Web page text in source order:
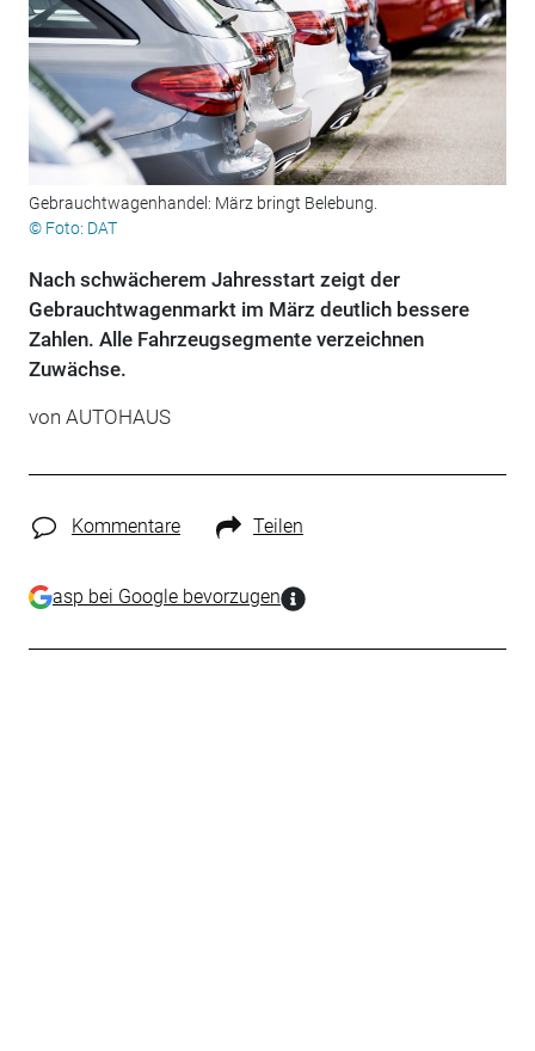
Gebrauchtwagenhandel: März bringt Belebung.
© Foto: DAT
Nach schwächerem Jahresstart zeigt der
Gebrauchtwagenmarkt im März deutlich bessere
Zahlen. Alle Fahrzeugsegmente verzeichnen
Zuwächse.
von AUTOHAUS
Kommentare Teilen
asp bei Google bevorzugen